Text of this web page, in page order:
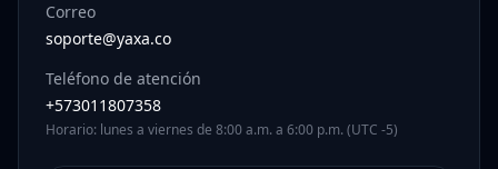
Correo
soporte@yaxa.co
Teléfono de atención
+573011807358
Horario: lunes a viernes de 8:00 a.m. a 6:00 p.m. (UTC -5)